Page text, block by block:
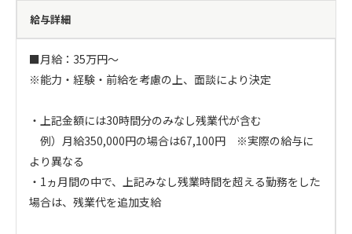
給与詳細
■月給：35万円～
※能力・経験・前給を考慮の上、面談により決定
・上記金額には30時間分のみなし残業代が含む
例）月給350,000円の場合は67,100円　※実際の給与に
より異なる
・1ヵ月間の中で、上記みなし残業時間を超える勤務をした
場合は、残業代を追加支給